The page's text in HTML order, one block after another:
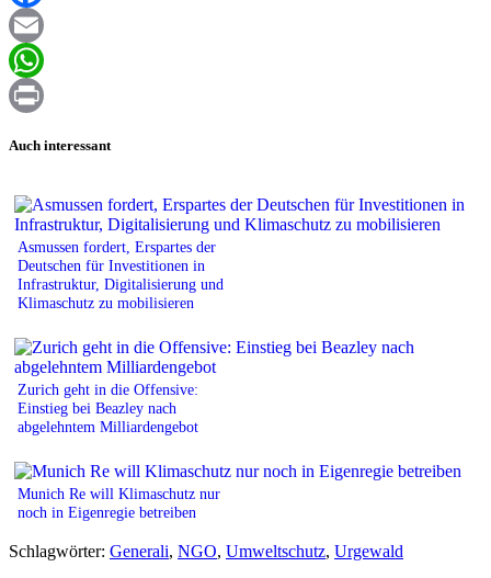
Facebook
Email
WhatsApp
Auch interessant
Asmussen fordert, Erspartes der
Deutschen für Investitionen in
Infrastruktur, Digitalisierung und
Klimaschutz zu mobilisieren
Zurich geht in die Offensive:
Einstieg bei Beazley nach
abgelehntem Milliardengebot
Munich Re will Klimaschutz nur
noch in Eigenregie betreiben
Schlagwörter: Generali, NGO, Umweltschutz, Urgewald